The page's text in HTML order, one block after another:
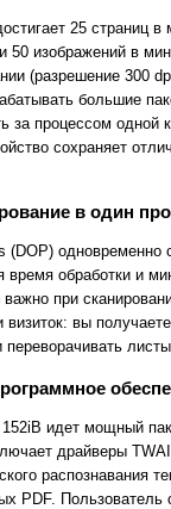
25 страниц в
50 изображений в
(разрешение 300
большие
за процессом одной
сохраняет
в один
(DOP) одновременно
время обработки и
при
визиток: вы
идет мощный
драйверы
распознавания
PDF. Пользователь